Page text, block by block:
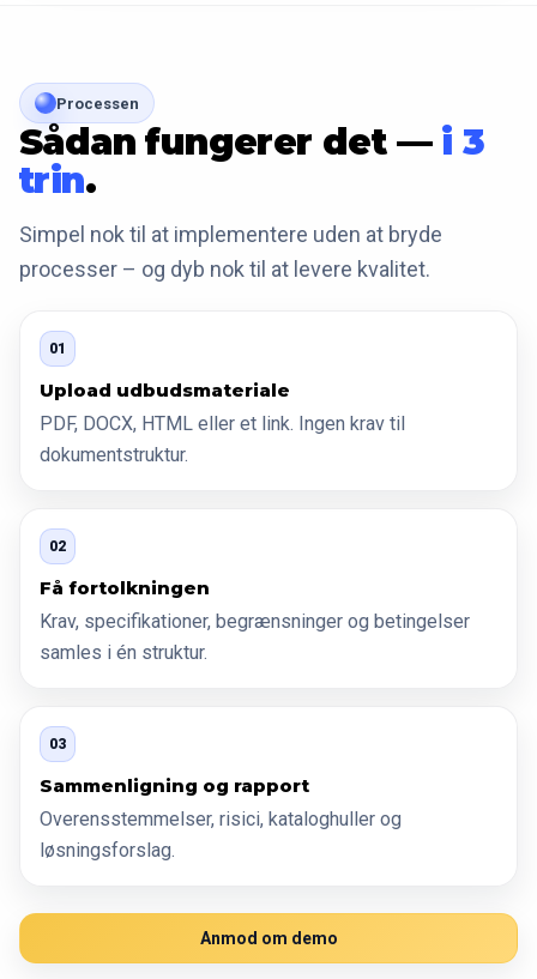
Processen
Sådan fungerer det — i 3
trin.
Simpel nok til at implementere uden at bryde
processer – og dyb nok til at levere kvalitet.
01
Upload udbudsmateriale
PDF, DOCX, HTML eller et link. Ingen krav til
dokumentstruktur.
02
Få fortolkningen
Krav, specifikationer, begrænsninger og betingelser
samles i én struktur.
03
Sammenligning og rapport
Overensstemmelser, risici, kataloghuller og
løsningsforslag.
Anmod om demo